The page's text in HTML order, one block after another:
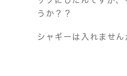
うか？？
シャギーは入れません